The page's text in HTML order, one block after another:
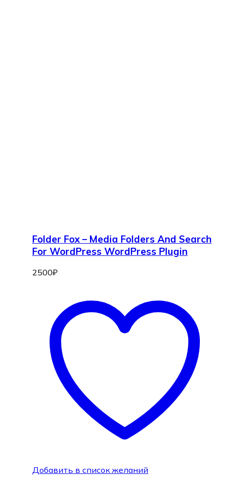
Folder Fox – Media Folders And Search
For WordPress WordPress Plugin
2500₽
Добавить в список желаний